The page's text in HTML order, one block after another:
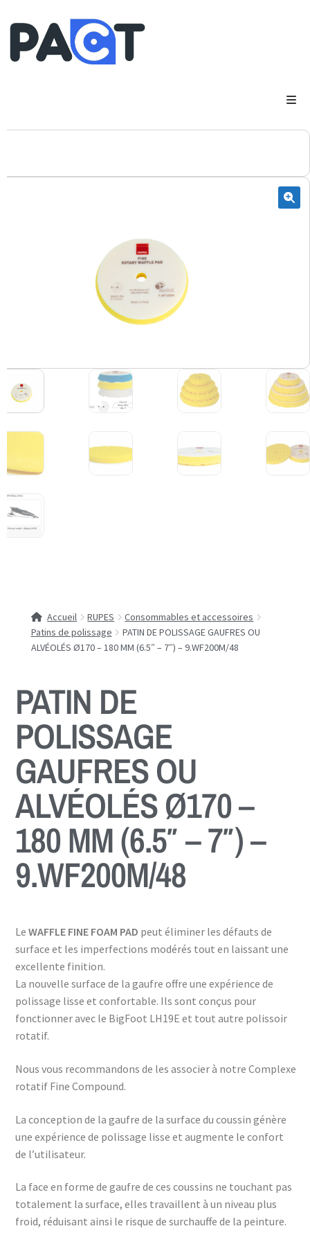
Accueil RUPES
Consommables et accessoires
Patins de polissage
PATIN DE POLISSAGE GAUFRES OU
ALVÉOLÉS Ø170 – 180 MM (6.5″ – 7″) – 9.WF200M/48
PATIN DE
POLISSAGE
GAUFRES OU
ALVÉOLÉS Ø170 –
180 MM (6.5″ – 7″) –
9.WF200M/48
Le WAFFLE FINE FOAM PAD peut éliminer les défauts de
surface et les imperfections modérés tout en laissant une
excellente finition.
La nouvelle surface de la gaufre offre une expérience de
polissage lisse et confortable. Ils sont conçus pour
fonctionner avec le BigFoot LH19E et tout autre polissoir
rotatif.
Nous vous recommandons de les associer à notre Complexe
rotatif Fine Compound.
La conception de la gaufre de la surface du coussin génère
une expérience de polissage lisse et augmente le confort
de l’utilisateur.
La face en forme de gaufre de ces coussins ne touchant pas
totalement la surface, elles travaillent à un niveau plus
froid, réduisant ainsi le risque de surchauffe de la peinture.